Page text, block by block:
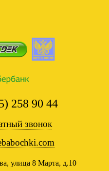
258 90 44
звонок
улица 8 Марта, д.10